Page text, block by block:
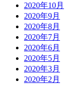
2020年10月
2020年9月
2020年8月
2020年7月
2020年6月
2020年5月
2020年3月
2020年2月